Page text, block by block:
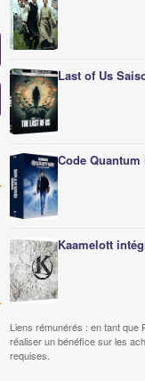
Last of Us
Code
Kaamelott
Liens rémunérés : en tant que
réaliser un bénéfice sur les
requises.